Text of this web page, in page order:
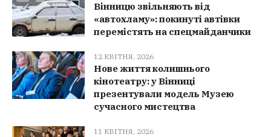
Вінницю звільняють від
«автохламу»: покинуті автівки
перемістять на спецмайданчики
12 КВІТНЯ, 2026
Нове життя колишнього
кінотеатру: у Вінниці
презентували модель Музею
сучасного мистецтва
11 КВІТНЯ, 2026